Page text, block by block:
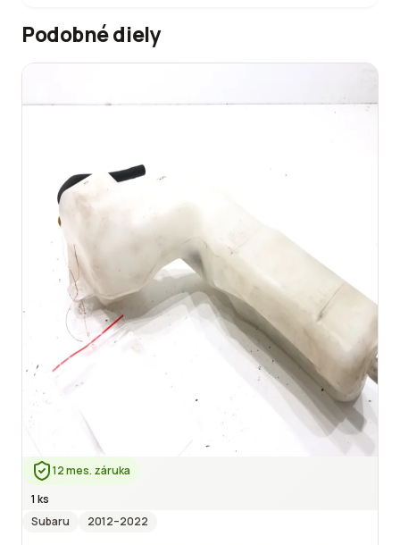
Podobné diely
12 mes. záruka
1 ks
Subaru
2012–2022